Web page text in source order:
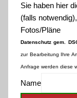
Sie haben hier
(falls
Fotos/Pläne
Datenschutz gem.
zur Bearbeitung Ihre
Anfrage werden diese
Name